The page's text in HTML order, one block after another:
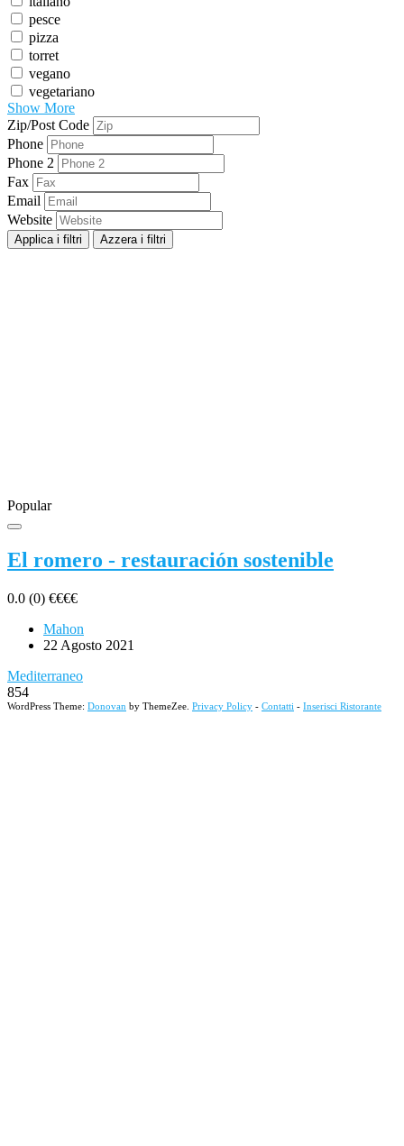
pesce
pizza
torret
vegano
vegetariano
Show More
Zip/Post Code
Phone
Phone 2
Fax
Email
Website
Applica i filtri Azzera i filtri
Popular
El romero - restauración sostenible
0.0 (0) €€€€
Mahon
22 Agosto 2021
Mediterraneo
854
WordPress Theme: Donovan by ThemeZee. Privacy Policy - Contatti - Inserisci Ristorante